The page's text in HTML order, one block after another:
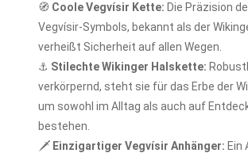
🧭 Coole Vegvísir Kette: Die Präzision
Vegvísir-Symbols, bekannt als der
verheißt Sicherheit auf allen Wegen.
⚓ Stilechte Wikinger Halskette:
verkörpernd, steht sie für das Erbe der
um sowohl im Alltag als auch auf
bestehen.
🗡️ Einzigartiger Vegvísir Anhänger: Ein